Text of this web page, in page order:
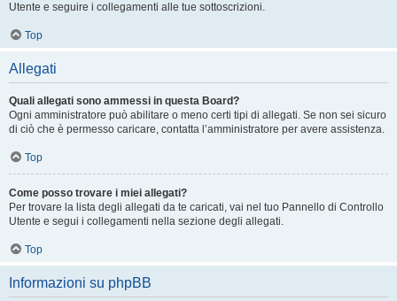
Utente e seguire i collegamenti alle tue sottoscrizioni.
Top
Allegati
Quali allegati sono ammessi in questa Board?
Ogni amministratore può abilitare o meno certi tipi di allegati. Se non sei sicuro
di ciò che è permesso caricare, contatta l’amministratore per avere assistenza.
Top
Come posso trovare i miei allegati?
Per trovare la lista degli allegati da te caricati, vai nel tuo Pannello di Controllo
Utente e segui i collegamenti nella sezione degli allegati.
Top
Informazioni su phpBB